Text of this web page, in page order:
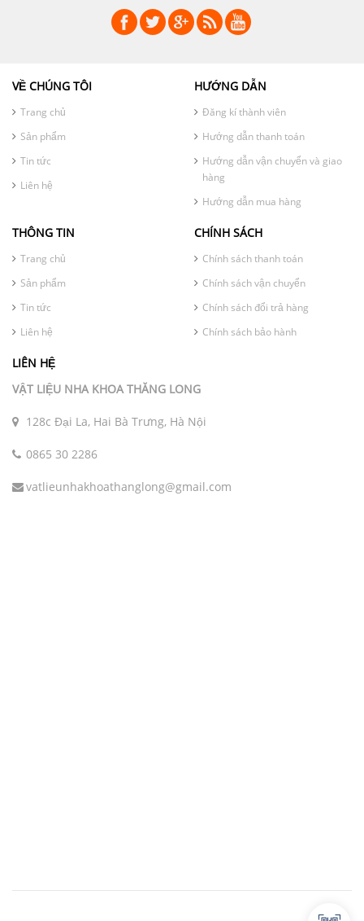
VỀ CHÚNG TÔI
Trang chủ
Sản phẩm
Tin tức
Liên hệ
HƯỚNG DẪN
Đăng kí thành viên
Hướng dẫn thanh toán
Hướng dẫn vận chuyển và giao
hàng
Hướng dẫn mua hàng
THÔNG TIN
Trang chủ
Sản phẩm
Tin tức
Liên hệ
CHÍNH SÁCH
Chính sách thanh toán
Chính sách vận chuyển
Chính sách đổi trả hàng
Chính sách bảo hành
LIÊN HỆ
VẬT LIỆU NHA KHOA THĂNG LONG
128c Đại La, Hai Bà Trưng, Hà Nội
0865 30 2286
vatlieunhakhoathanglong@gmail.com